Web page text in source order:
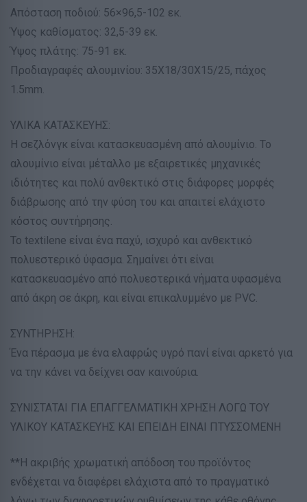
Απόσταση ποδιού: 56×96,5-102 εκ.
Ύψος καθίσματος: 32,5-39 εκ.
Ύψος πλάτης: 75-91 εκ.
Προδιαγραφές αλουμινίου: 35X18/30X15/25, πάχος
1.5mm.
ΥΛΙΚΑ ΚΑΤΑΣΚΕΥΗΣ:
Η σεζλόνγκ είναι κατασκευασμένη από αλουμίνιο. Το
αλουμίνιο είναι μέταλλο με εξαιρετικές μηχανικές
ιδιότητες και πολύ ανθεκτικό στις διάφορες μορφές
διάβρωσης από την φύση του και απαιτεί ελάχιστο
κόστος συντήρησης.
Το textilene είναι ένα παχύ, ισχυρό και ανθεκτικό
πολυεστερικό ύφασμα. Σημαίνει ότι είναι
κατασκευασμένο από πολυεστερικά νήματα υφασμένα
από άκρη σε άκρη, και είναι επικαλυμμένο με PVC.
ΣΥΝΤΗΡΗΣΗ:
Ένα πέρασμα με ένα ελαφρώς υγρό πανί είναι αρκετό για
να την κάνει να δείχνει σαν καινούρια.
ΣΥΝΙΣΤΑΤΑΙ ΓΙΑ ΕΠΑΓΓΕΛΜΑΤΙΚΗ ΧΡΗΣΗ ΛΟΓΩ ΤΟΥ
ΥΛΙΚΟΥ ΚΑΤΑΣΚΕΥΗΣ ΚΑΙ ΕΠΕΙΔΗ ΕΙΝΑΙ ΠΤΥΣΣΟΜΕΝΗ
**Η ακριβής χρωματική απόδοση του προϊόντος
ενδέχεται να διαφέρει ελάχιστα από το πραγματικό